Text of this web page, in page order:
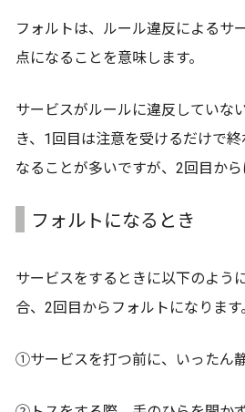
フォルトは、ルール違反によるサ
点になることを意味します。
サービスがルールに違反していな
き、1回目は注意を受けるだけで
なることが多いですが、2回目から
フォルトになるとき
サービスをするときに以下のよう
合、2回目からフォルトになります
①サービスを打つ前に、いったん